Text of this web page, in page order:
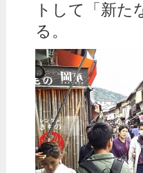
トして「新た
る。